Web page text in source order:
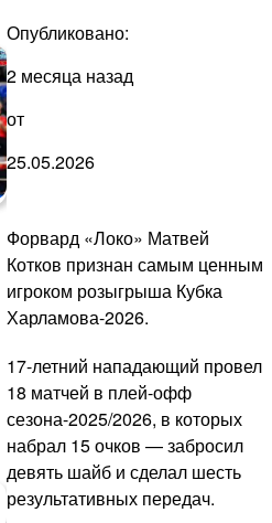
Опубликовано:
2 месяца назад
от
25.05.2026
Форвард «Локо» Матвей
Котков признан самым ценным
игроком розыгрыша Кубка
Харламова-2026.
17-летний нападающий провел
18 матчей в плей-офф
сезона-2025/2026, в которых
набрал 15 очков — забросил
девять шайб и сделал шесть
результативных передач.